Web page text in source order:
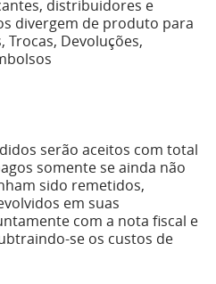
distribuidores e
divergem de produto para
Devoluções,
serão aceitos com total
somente se ainda não
sido remetidos,
em suas
com a nota fiscal e
se os custos de